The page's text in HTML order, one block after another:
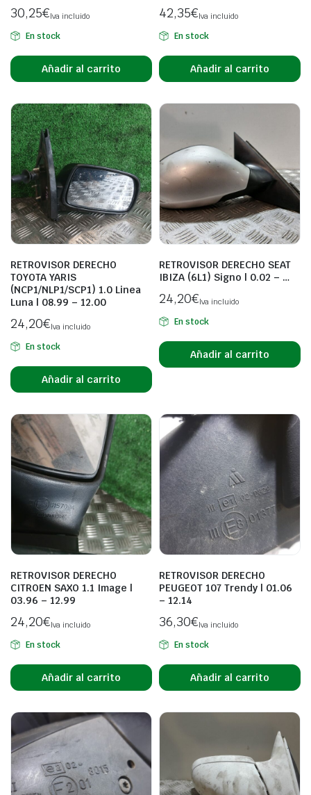
30,25€Iva incluido
En stock
Añadir al carrito
42,35€Iva incluido
En stock
Añadir al carrito
RETROVISOR DERECHO
TOYOTA YARIS
(NCP1/NLP1/SCP1) 1.0 Linea
Luna | 08.99 – 12.00
24,20€Iva incluido
En stock
Añadir al carrito
RETROVISOR DERECHO SEAT
IBIZA (6L1) Signo | 0.02 – …
24,20€Iva incluido
En stock
Añadir al carrito
RETROVISOR DERECHO
CITROEN SAXO 1.1 Image |
03.96 – 12.99
24,20€Iva incluido
En stock
Añadir al carrito
RETROVISOR DERECHO
PEUGEOT 107 Trendy | 01.06
– 12.14
36,30€Iva incluido
En stock
Añadir al carrito